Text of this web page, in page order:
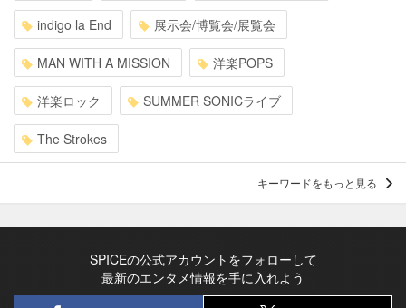
indigo la End 展示会/博覧会/展覧会
MAN WITH A MISSION 洋楽POPS
洋楽ロック SUMMER SONICライブ
The Strokes
キーワードをもっと見る
SPICEの公式アカウントをフォローして
最新のエンタメ情報を手に入れよう